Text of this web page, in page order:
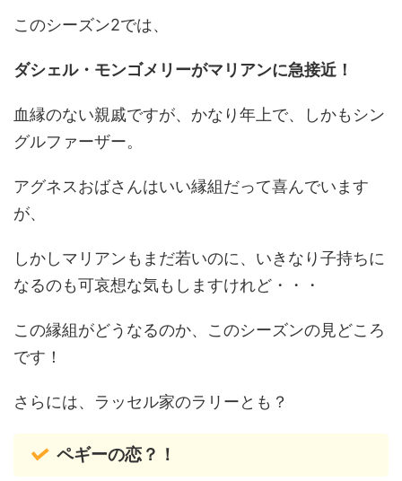
このシーズン2では、
ダシェル・モンゴメリーがマリアンに急接近！
血縁のない親戚ですが、かなり年上で、しかもシン
グルファーザー。
アグネスおばさんはいい縁組だって喜んでいます
が、
しかしマリアンもまだ若いのに、いきなり子持ちに
なるのも可哀想な気もしますけれど・・・
この縁組がどうなるのか、このシーズンの見どころ
です！
さらには、ラッセル家のラリーとも？
ペギーの恋？！